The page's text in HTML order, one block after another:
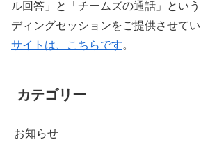
ル回答」と「チームズの通話」とい
ディングセッションをご提供させてい
サイトは、こちらです。
カテゴリー
お知らせ